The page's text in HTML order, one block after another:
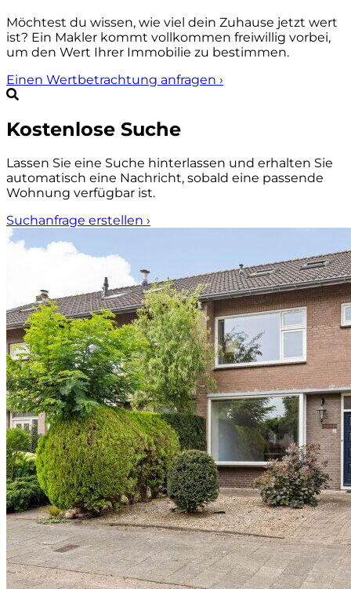
Möchtest du wissen, wie viel dein Zuhause jetzt wert
ist? Ein Makler kommt vollkommen freiwillig vorbei,
um den Wert Ihrer Immobilie zu bestimmen.
Einen Wertbetrachtung anfragen ›
Kostenlose Suche
Lassen Sie eine Suche hinterlassen und erhalten Sie
automatisch eine Nachricht, sobald eine passende
Wohnung verfügbar ist.
Suchanfrage erstellen ›